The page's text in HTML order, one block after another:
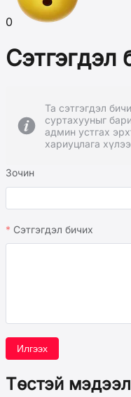
0
Сэтгэгдэл
Та сэтгэгдэл
суртахууныг
админ устгах
хариуцлага
Зочин
Сэтгэгдэл бичих
Илгээх
Төстэй